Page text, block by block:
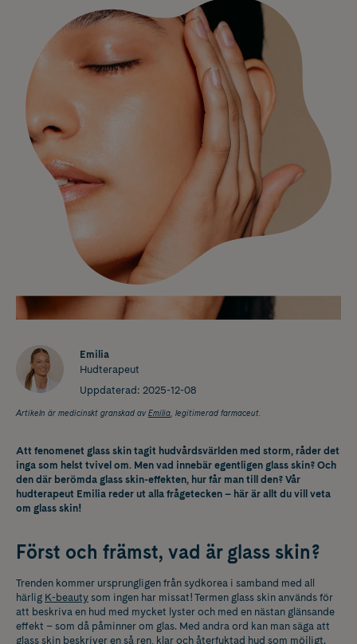
Emilia
Hudterapeut
Uppdaterad: 2025-12-08
Artikeln är medicinskt granskad av Emilia , legitimerad farmaceut.
Att fenomenet glass skin tagit hudvårdsvärlden med storm, råder det
inga som helst tvivel om. Men vad innebär egentligen glass skin? Och
den där berömda glass skin-effekten, hur får man till den? Vår
hudterapeut Emilia reder ut alla frågetecken – här är allt du vill veta
om glass skin!
Först och främst, vad är glass skin?
Trenden kommer ursprungligen från sydkorea i samband med all
härlig K-beauty som ingen har missat! Termen glass skin används för
att beskriva en hud med mycket lyster och med en nästan glänsande
effekt – som då påminner om glas. Med andra ord kan man säga att
glass skin beskriver en så ren, klar och återfuktad hud som möjligt.